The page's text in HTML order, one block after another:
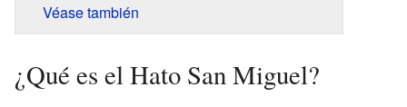
Véase también
¿Qué es el Hato San Miguel?